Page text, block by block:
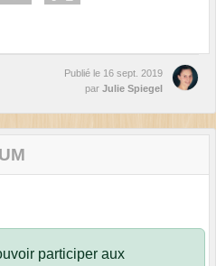
Publié le 16 sept. 2019
par Julie Spiegel
participer aux